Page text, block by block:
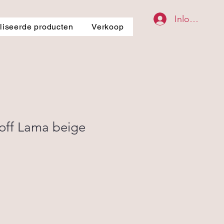
producten Verkoop
Inloggen
Lama beige